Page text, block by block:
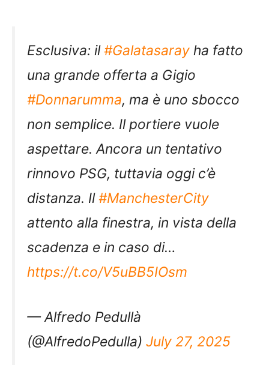
Esclusiva: il#Galatasaray ha fatto
una grande offerta a Gigio
#Donnarumma, ma è uno sbocco
non semplice. Il portiere vuole
aspettare. Ancora un tentativo
rinnovo PSG, tuttavia oggi c’è
distanza. Il#ManchesterCity
attento alla finestra, in vista della
scadenza e in caso di…
https://t.co/V5uBB5IOsm
— Alfredo Pedullà
(@AlfredoPedulla) July 27, 2025